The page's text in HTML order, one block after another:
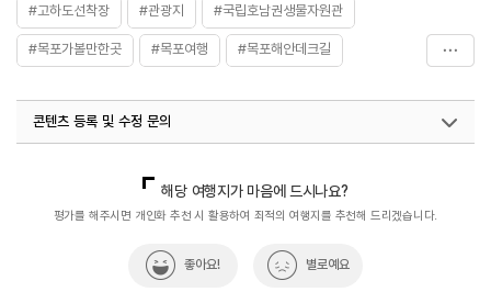
#고하도선착장 #관광지 #국립호남권생물자원관
#목포가볼만한곳 #목포여행 #목포해안데크길
콘텐츠 등록 및 수정 문의
해당 여행지가 마음에 드시나요?
평가를 해주시면 개인화 추천 시 활용하여 최적의 여행지를 추천해 드리겠습니다.
좋아요! 별로예요